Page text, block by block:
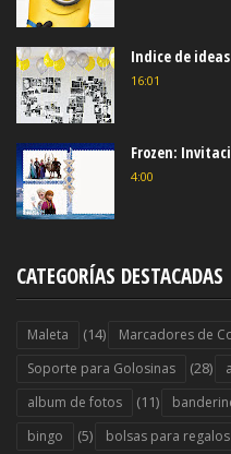
Indice de ideas
16:01
Frozen:
4:00
CATEGORÍAS DESTACADAS
Maleta (14) Marcadores de
Soporte para Golosinas (28)
album de fotos (11)
bingo (5) bolsas para regalos